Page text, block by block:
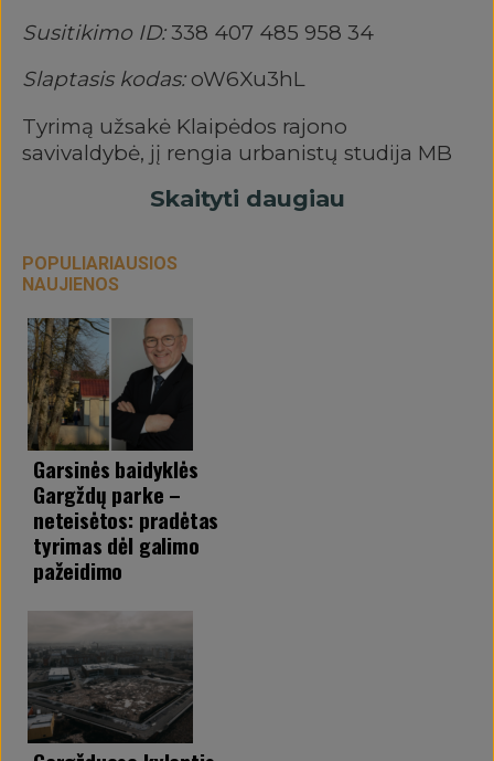
Susitikimo ID:338 407 485 958 34
Slaptasis kodas: oW6Xu3hL
Tyrimą užsakė Klaipėdos rajono
savivaldybė, jį rengia urbanistų studija MB
justina@pu-pa.eu, +370 687 90935,
Su projekto darbine medžiaga, analizėmis ir
interneto svetainėje
skiltyje „Projektai“, „
Klaipėdos rajono savivaldybės
informacija/Užsakymas1211
Skaityti daugiau
POPULIARIAUSIOS
NAUJIENOS
Garsinės baidyklės
Gargždų parke –
neteisėtos: pradėtas
tyrimas dėl galimo
pažeidimo